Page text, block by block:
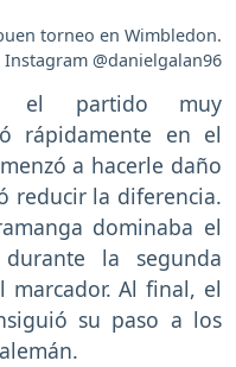
torneo en Wimbledon.
Instagram @danielgalan96
el partido muy
rápidamente en el
a hacerle daño
reducir la diferencia.
dominaba el
durante la segunda
Al final, el
su paso a los